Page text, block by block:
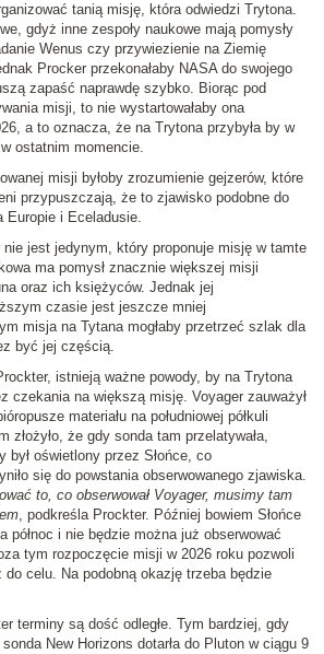
tanią misję, która odwiedzi Trytona.
gdyż inne zespoły naukowe mają pomysły
Wenus czy przywiezienie na Ziemię
Procker przekonałaby NASA do swojego
zapaść naprawdę szybko. Biorąc pod
misji, to nie wystartowałaby ona
a to oznacza, że na Trytona przybyła by w
ostatnim momencie.
misji byłoby zrozumienie gejzerów, które
przypuszczają, że to zjawisko podobne do
Europie i Eceladusie.
nie jest jedynym, który proponuje misję w tamte
ma pomysł znacznie większej misji
oraz ich księżyców. Jednak jej
czasie jest jeszcze mniej
misja na Tytana mogłaby przetrzeć szlak dla
być jej częścią.
istnieją ważne powody, by na Trytona
czekania na większą misję. Voyager zauważył
materiału na południowej półkuli
złożyło, że gdy sonda tam przelatywała,
był oświetlony przez Słońce, co
się do powstania obserwowanego zjawiska.
to, co obserwował Voyager, musimy tam
, podkreśla Prockter. Później bowiem Słońce
północ i nie będzie można już obserwować
tym rozpoczęcie misji w 2026 roku pozwoli
do celu. Na podobną okazję trzeba będzie
terminy są dość odległe. Tym bardziej, gdy
New Horizons dotarła do Pluton w ciągu 9